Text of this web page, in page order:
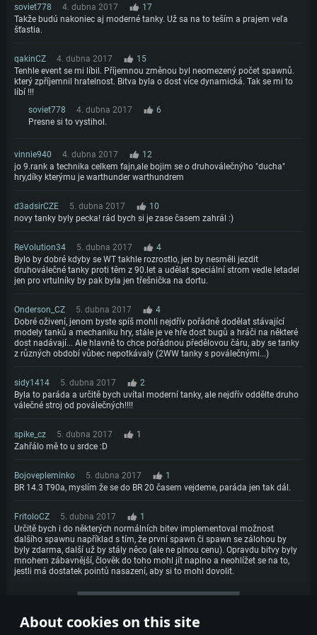
About cookies on this site
OS: Windows 10/11 (64bitový)
Procesor: Intel Core i5 nebo Ryzen 5 3600 a lepší
Grafická karta: podpora DirectX 11: Nvidia GeForce 1060 a lepší, Radeon RX
570 a lepší
Připojení: Širokopásmové připojení
Místo na disku: 62,2 GB
OS: Mac OS Big Sur 11.0 nebo novější
Procesor: Core i7 (Intel Xeon není podporován)
Grafická karta: Radeon Vega II nebo výkonnější s podporou Metal.
Připojení: Širokopásmové připojení
Místo na disku: 62,2 GB
Doporučené
OS: Ubuntu 20.04 64bit
Operační paměť: 16 GB
Grafická karta: NVIDIA 1060 s nejnovějšími proprietárními ovladači (ne
nejnovějšími proprietárními ovladači (ne staršími, než půl roku) a s
podporou Vulcan.
Místo na disku: 62,2 GB
soviet778 4. dubna 2017
17
Takže budú nakoniec aj moderné tanky. Už sa na to teším a prajem veľa
šťastia.
qakinCZ 4. dubna 2017
15
Tenhle event se mi líbil. Příjemnou změnou byl neomezený počet spawnů.
který zpříjemnil hratelnost. Bitva byla o dost více dynamická. Tak se mi to
líbí !!!
soviet778
4. dubna 2017
6
Presne si to vystihol.
vinnie940 4. dubna 2017
12
jo 9.rank a technika celkem fajn,ale bojim se o druhoválečnýho "ducha"
hry,díky kterýmu je warthunder warthundrem
d3adsirCZE 5. dubna 2017
10
novy tanky byly pecka! rád bych si je zase časem zahrál :)
ReVolution34 5. dubna 2017
4
Bylo by dobré kdyby se WT takhle rozrostlo, jen by nesměli jezdit
druhoválečné tanky proti těm z 90.let a udělat speciální strom vedle letadel
jen pro vrtulníky by pak byla jen třešnička na dortu.
Onderson_CZ 5. dubna 2017
4
Dobré oživení, jenom byste spíš mohli nejdřív pořádně dodělat stávající
modely tanků a mechaniku hry, stále je ve hře dost bugů a hráči na některé
dost nadávají... Ale hlavně to chce pořádnou předělovou čáru, aby se tanky
z různých období vůbec nepotkávaly (2WW tanky s poválečnými...)
sidy1414 5. dubna 2017
2
Byla to paráda a určitě bych uvítal moderní tanky, ale nejdřív oddělte druho
válečné stroj od poválečných!!!!
spike_cz 5. dubna 2017
1
Zahřálo mě to u srdce :D
Bojovepleminko 5. dubna 2017
1
BR 14.3 T90a, myslím že se do BR 20 časem vejdeme, paráda jen tak dál.
FritoloCZ 5. dubna 2017
1
Určitě bych i do některých normálních bitev implementoval možnost
dalšího spawnu například s tím, že první spawn či spawn se zálohou by
byly zdarma, další už by stály něco (ale ne plnou cenu). Opravdu bitvy byly
mnohem zábavnější, člověk do toho mohl jít naplno a neohlížet se na to,
jestli má dostatek pointů nasazení, aby si to mohl dovolit.